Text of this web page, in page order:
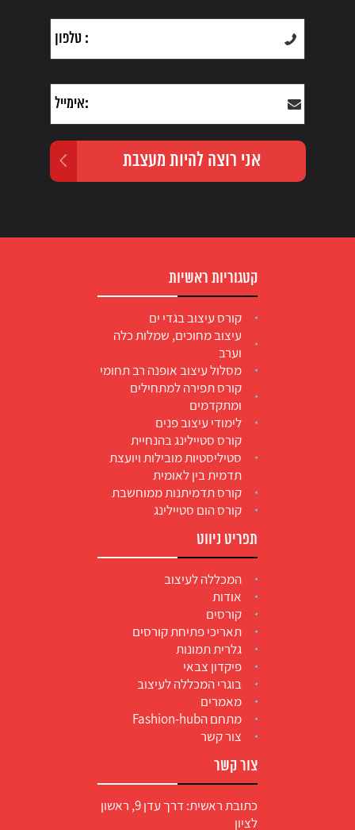
קטגוריות ראשיות
קורס עיצוב בגדי ים
עיצוב מחוכים, שמלות כלה
וערב
מסלול עיצוב אופנה רב תחומי
קורס תפירה למתחילים
ומתקדמים
לימודי עיצוב פנים
קורס סטיילינג בהנחיית
סטיליסטיות מובילות ויועצת
תדמית בין לאומית
קורס תדמיתנות ממוחשבת
קורס הום סטיילינג
תפריט ניווט
המכללה לעיצוב
אודות
קורסים
תאריכי פתיחת קורסים
גלרית תמונות
פיקדון צבאי
בוגרי המכללה לעיצוב
מאמרים
מתחם הFashion-hub
צור קשר
צור קשר
כתובת ראשית: דרך עדן 9, ראשון
לציון